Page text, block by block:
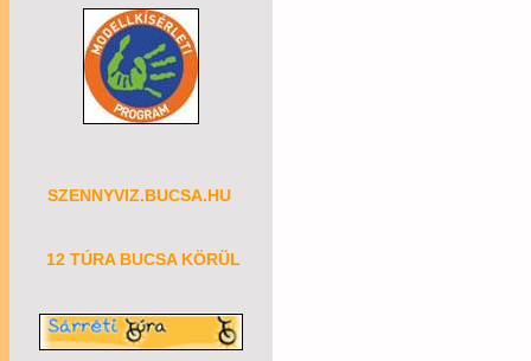
SZENNYVIZ.BUCSA.HU
12 TÚRA BUCSA KÖRÜL